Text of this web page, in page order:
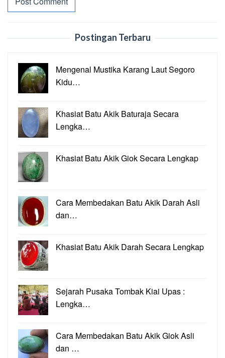
Postingan Terbaru
Mengenal Mustika Karang Laut Segoro
Kidu…
Khasiat Batu Akik Baturaja Secara
Lengka…
Khasiat Batu Akik Giok Secara Lengkap
Cara Membedakan Batu Akik Darah Asli
dan…
Khasiat Batu Akik Darah Secara Lengkap
Sejarah Pusaka Tombak Kiai Upas :
Lengka…
Cara Membedakan Batu Akik Giok Asli
dan …